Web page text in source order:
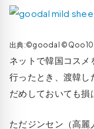
出典:©goodal ©Qoo10
ネットで韓国コスメ
行ったとき、渡韓し
だめしておいても損
ただジンセン（高